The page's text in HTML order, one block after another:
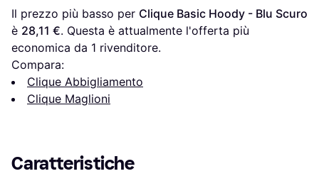
Il prezzo più basso per Clique Basic Hoody - Blu Scuro
è 28,11 €. Questa è attualmente l'offerta più
economica da 1 rivenditore.
Compara:
Clique Abbigliamento
Clique Maglioni
Caratteristiche